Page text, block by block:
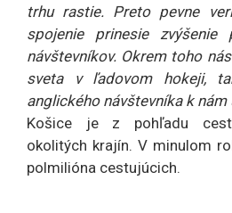
trhu rastie. Preto pevne
spojenie prinesie zvýšenie
návštevníkov. Okrem toho
sveta v ľadovom hokeji,
anglického návštevníka k nám
Košice je z pohľadu
okolitých krajín. V minulom
polmilióna cestujúcich.